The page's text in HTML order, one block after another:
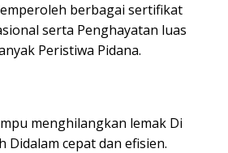
berbagai sertifikat
serta Penghayatan luas
Peristiwa Pidana.
menghilangkan lemak Di
Didalam cepat dan efisien.